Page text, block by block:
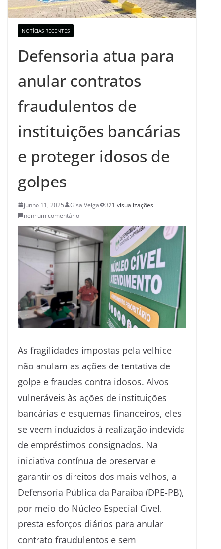
NOTÍCIAS RECENTES
Defensoria atua para
anular contratos
fraudulentos de
instituições bancárias
e proteger idosos de
golpes
junho 11, 2025 Gisa Veiga
321 visualizações
nenhum comentário
As fragilidades impostas pela velhice
não anulam as ações de tentativa de
golpe e fraudes contra idosos. Alvos
vulneráveis às ações de instituições
bancárias e esquemas financeiros, eles
se veem induzidos à realização indevida
de empréstimos consignados. Na
iniciativa contínua de preservar e
garantir os direitos dos mais velhos, a
Defensoria Pública da Paraíba (DPE-PB),
por meio do Núcleo Especial Cível,
presta esforços diários para anular
contrato fraudulentos e sem